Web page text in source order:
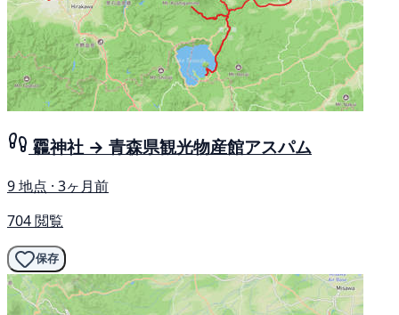
龗神社 → 青森県観光物産館アスパム
9 地点 · 3ヶ月前
704 閲覧
保存